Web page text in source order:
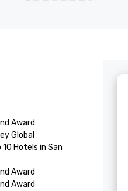
Award
Global
Hotels in San
Award
Award